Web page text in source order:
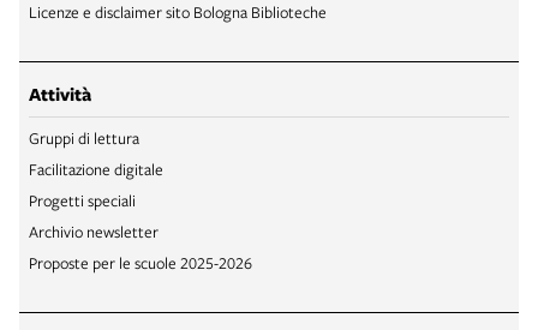
Licenze e disclaimer sito Bologna Biblioteche
Attività
Gruppi di lettura
Facilitazione digitale
Progetti speciali
Archivio newsletter
Proposte per le scuole 2025-2026